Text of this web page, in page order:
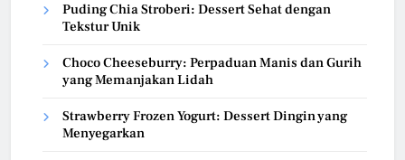
Puding Chia Stroberi: Dessert Sehat dengan
Tekstur Unik
Choco Cheeseburry: Perpaduan Manis dan Gurih
yang Memanjakan Lidah
Strawberry Frozen Yogurt: Dessert Dingin yang
Menyegarkan